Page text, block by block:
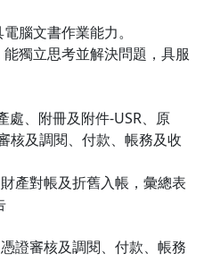
腦文書作業能力。
獨立思考並解決問題，具服
處、附冊及附件-USR、原
核及調閱、付款、帳務及收
產對帳及折舊入帳，彙總表
證審核及調閱、付款、帳務